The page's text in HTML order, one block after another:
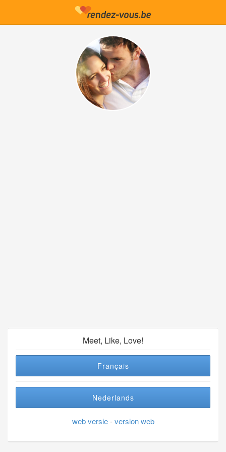
Meet, Like, Love!
Français
Nederlands
web versie-version web